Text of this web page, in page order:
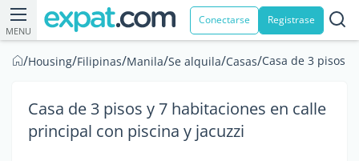
MENU
Conectarse Registrase
/Housing/Filipinas/Manila/Se alquila/Casas/Casa de 3 pisos
Casa de 3 pisos y 7 habitaciones en calle
principal con piscina y jacuzzi